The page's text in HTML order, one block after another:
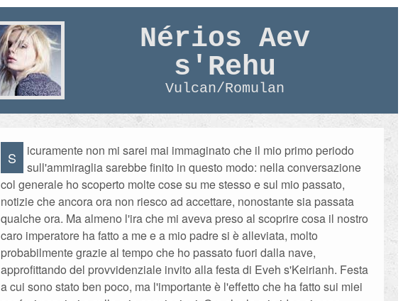
Nérios Aev
s'Rehu
Vulcan/Romulan
S
icuramente non mi sarei mai immaginato che il mio primo periodo
sull'ammiraglia sarebbe finito in questo modo: nella conversazione
col generale ho scoperto molte cose su me stesso e sul mio passato,
notizie che ancora ora non riesco ad accettare, nonostante sia passata
qualche ora. Ma almeno l'ira che mi aveva preso al scoprire cosa il nostro
caro imperatore ha fatto a me e a mio padre si è alleviata, molto
probabilmente grazie al tempo che ho passato fuori dalla nave,
approfittando del provvidenziale invito alla festa di Eveh s'Keirianh. Festa
a cui sono stato ben poco, ma l'importante è l'effetto che ha fatto sui miei